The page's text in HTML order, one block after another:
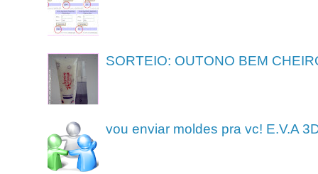
SORTEIO: OUTONO BEM
vou enviar moldes pra vc! E.V.A